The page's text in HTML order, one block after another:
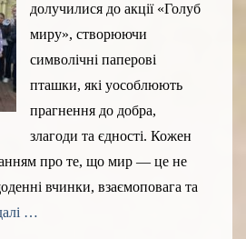
долучилися до акції «Голуб
миру», створюючи
символічні паперові
пташки, які уособлюють
прагнення до добра,
злагоди та єдності. Кожен
про те, що мир — це не
вчинки, взаємоповага та
…